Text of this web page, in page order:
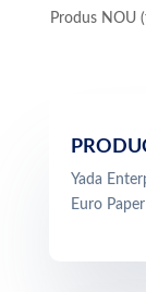
Produs NOU
Yada
Euro